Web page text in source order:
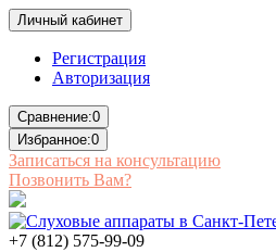
Личный кабинет
Регистрация
Авторизация
Сравнение:0
Избранное:0
Записаться на консультацию
Позвонить Вам?
+7 (812) 575-99-09